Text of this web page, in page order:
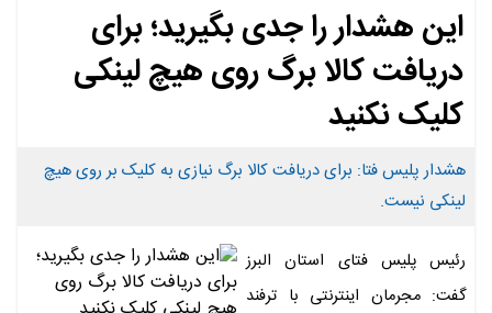
این هشدار را جدی بگیرید؛ برای
دریافت کالا برگ روی هیچ لینکی
کلیک نکنید
هشدار پلیس فتا: برای دریافت کالا برگ نیازی به کلیک بر روی هیچ
لینکی نیست.
رئیس پلیس فتای استان البرز
گفت: مجرمان اینترنتی با ترفند